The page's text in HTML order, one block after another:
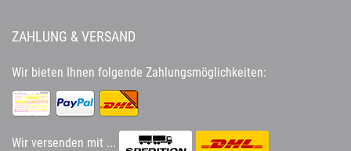
ZAHLUNG & VERSAND
Wir bieten Ihnen folgende Zahlungsmöglichkeiten:
Wir versenden mit ...